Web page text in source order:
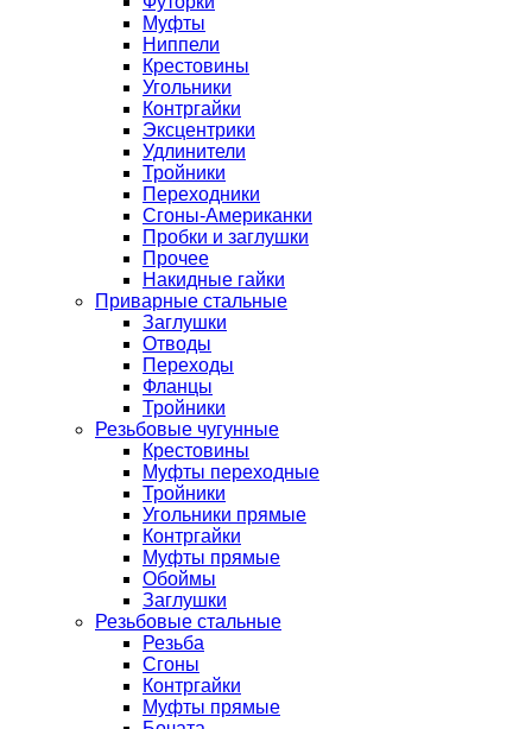
Муфты
Ниппели
Крестовины
Угольники
Контргайки
Эксцентрики
Удлинители
Тройники
Переходники
Сгоны-Американки
Пробки и заглушки
Прочее
Накидные гайки
Приварные стальные
Заглушки
Отводы
Переходы
Фланцы
Тройники
Резьбовые чугунные
Крестовины
Муфты переходные
Тройники
Угольники прямые
Контргайки
Муфты прямые
Обоймы
Заглушки
Резьбовые стальные
Резьба
Сгоны
Контргайки
Муфты прямые